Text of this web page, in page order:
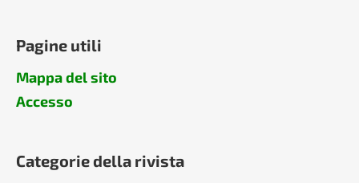
Pagine utili
Mappa del sito
Accesso
Categorie della rivista